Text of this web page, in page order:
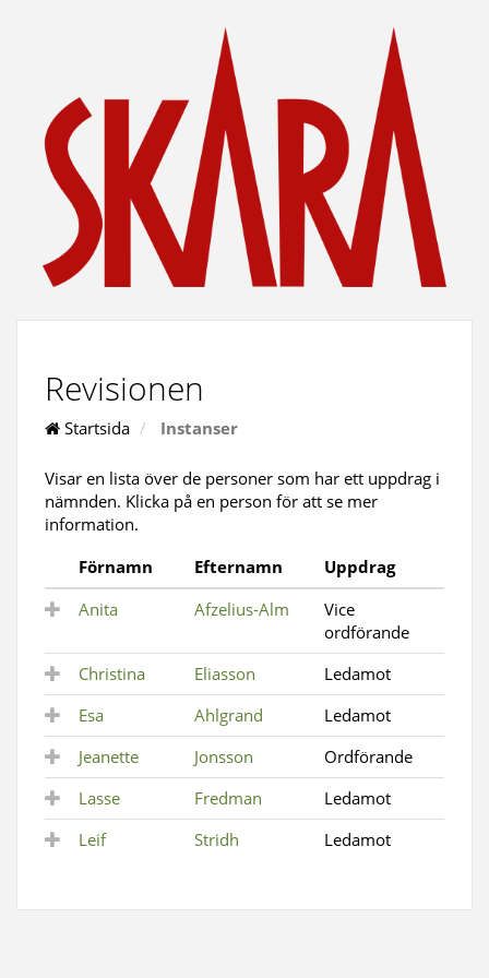
Revisionen
Startsida Instanser
Visar en lista över de personer som har ett uppdrag i
nämnden. Klicka på en person för att se mer
information.
Förnamn
Efternamn
Uppdrag
Anita
Afzelius-Alm
Vice
ordförande
Christina
Eliasson
Ledamot
Esa
Ahlgrand
Ledamot
Jeanette
Jonsson
Ordförande
Lasse
Fredman
Ledamot
Leif
Stridh Ledamot